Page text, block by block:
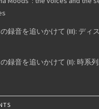
録音を追いかけて (III): ディ
録音を追いかけて (II): 時系